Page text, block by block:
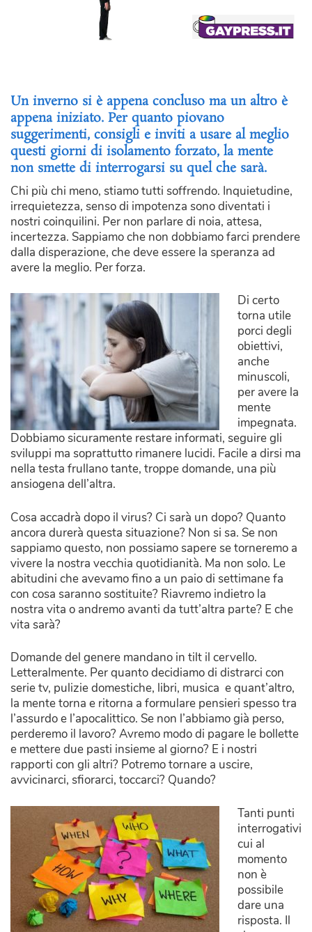
Un inverno si è appena concluso ma un altro è
appena iniziato. Per quanto piovano
suggerimenti, consigli e inviti a usare al meglio
questi giorni di isolamento forzato, la mente
non smette di interrogarsi su quel che sarà.
Chi più chi meno, stiamo tutti soffrendo. Inquietudine,
irrequietezza, senso di impotenza sono diventati i
nostri coinquilini. Per non parlare di noia, attesa,
incertezza. Sappiamo che non dobbiamo farci prendere
dalla disperazione, che deve essere la speranza ad
avere la meglio. Per forza.
Di certo
torna utile
porci degli
obiettivi,
anche
minuscoli,
per avere la
mente
impegnata.
Dobbiamo sicuramente restare informati, seguire gli
sviluppi ma soprattutto rimanere lucidi. Facile a dirsi ma
nella testa frullano tante, troppe domande, una più
ansiogena dell’altra.
Cosa accadrà dopo il virus? Ci sarà un dopo? Quanto
ancora durerà questa situazione? Non si sa. Se non
sappiamo questo, non possiamo sapere se torneremo a
vivere la nostra vecchia quotidianità. Ma non solo. Le
abitudini che avevamo fino a un paio di settimane fa
con cosa saranno sostituite? Riavremo indietro la
nostra vita o andremo avanti da tutt’altra parte? E che
vita sarà?
Domande del genere mandano in tilt il cervello.
Letteralmente. Per quanto decidiamo di distrarci con
serie tv, pulizie domestiche, libri, musica e quant’altro,
la mente torna e ritorna a formulare pensieri spesso tra
l’assurdo e l’apocalittico. Se non l’abbiamo già perso,
perderemo il lavoro? Avremo modo di pagare le bollette
e mettere due pasti insieme al giorno? E i nostri
rapporti con gli altri? Potremo tornare a uscire,
avvicinarci, sfiorarci, toccarci? Quando?
Tanti punti
interrogativi
cui al
momento
non è
possibile
dare una
risposta. Il